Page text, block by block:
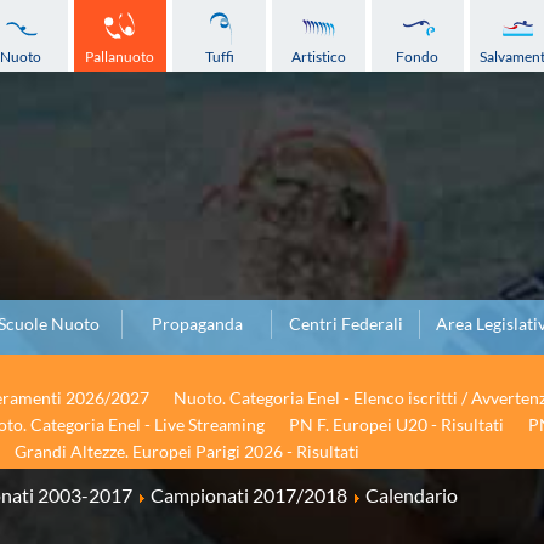
Nuoto Pallanuoto Tuffi Artistico Fondo
Nuoto Propaganda Centri Federali Area
2026/2027
Nuoto. Categoria Enel - Elenco iscritti /
Categoria Enel - Live Streaming PN F. Europei U20 - Risultati
Grandi Altezze. Europei Parigi 2026 - Risultati
2003-2017 Campionati 2017/2018 Calendario